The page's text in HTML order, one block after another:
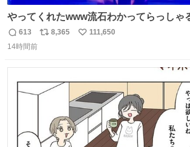
やってくれたwww流石わかってらっしゃ
#西川貴教
返
信
613
リ
数
8,365
い
111,650
14時間前